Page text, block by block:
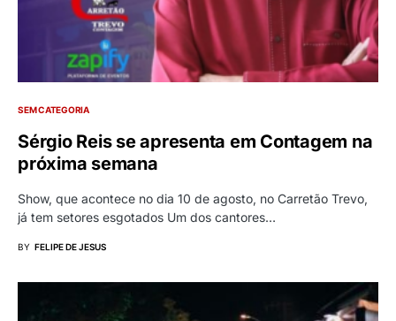
SEM CATEGORIA
Sérgio Reis se apresenta em Contagem na
próxima semana
Show, que acontece no dia 10 de agosto, no Carretão Trevo,
já tem setores esgotados Um dos cantores…
BY FELIPE DE JESUS